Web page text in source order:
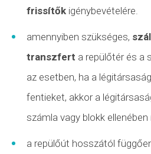
frissítők igénybevételére.
amennyiben szükséges,
transzfert a repülőtér és a
az esetben, ha a
fentieket, akkor a
számla vagy blokk ellenében
a repülőút hosszától